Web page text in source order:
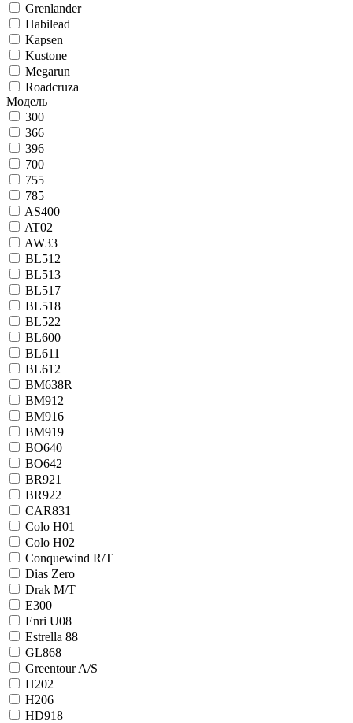
Grenlander
Habilead
Kapsen
Kustone
Megarun
Roadcruza
Модель
300
366
396
700
755
785
AS400
AT02
AW33
BL512
BL513
BL517
BL518
BL522
BL600
BL611
BL612
BM638R
BM912
BM916
BM919
BO640
BO642
BR921
BR922
CAR831
Colo H01
Colo H02
Conquewind R/T
Dias Zero
Drak M/T
E300
Enri U08
Estrella 88
GL868
Greentour A/S
H202
H206
HD918